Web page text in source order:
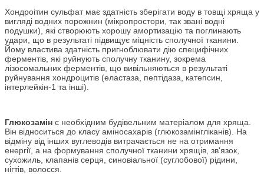
Хондроітин сульфат має здатність зберігати воду в товщі хряща у
вигляді водних порожнин (мікропростори, так звані водні
подушки), які створюють хорошу амортизацію та поглинають
удари, що в результаті підвищує міцність сполучної тканини.
Йому властива здатність пригноблювати дію специфічних
ферментів, які руйнують сполучну тканину, зокрема
лізосомальних ферментів, що вивільняються в результаті
руйнування хондроцитів (еластаза, пептідаза, катепсин,
інтерлейкін-1 та інші).
Глюкозамін є необхідним будівельним матеріалом для хряща.
Він відноситься до класу аміносахарів (глюкозамінгліканів). На
відміну від інших вуглеводів витрачається не на отримання
енергії, а на формування сполучної тканини хрящів, зв'язок,
сухожиль, клапанів серця, синовіальної (суглобової) рідини,
нігтів, волосся.